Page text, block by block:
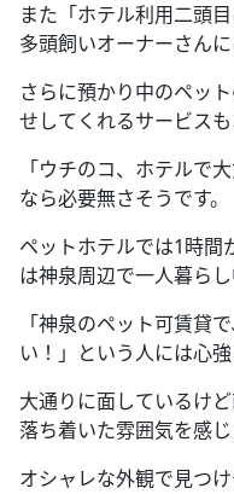
また「ホテル利用二頭
多頭飼いオーナーさんに
さらに預かり中のペッ
せしてくれるサービスも
「ウチのコ、ホテルで
なら必要無さそうです。
ペットホテルでは1時間
は神泉周辺で一人暮ら
「神泉のペット可賃貸
い！」という人には心強
大通りに面しているけ
落ち着いた雰囲気を感
オシャレな外観で見つ